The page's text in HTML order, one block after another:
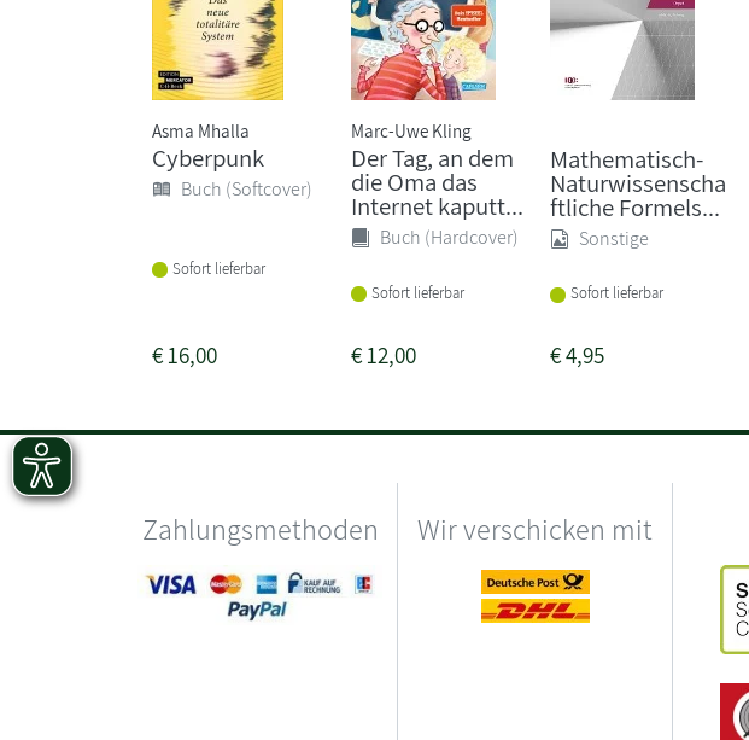
Asma Mhalla
Cyberpunk
Buch (Softcover)
Sofort lieferbar
€16,00
Marc-Uwe Kling
Der Tag, an dem
die Oma das
Internet kaputt...
Buch (Hardcover)
Sofort lieferbar
€12,00
Mathematisch-
Naturwissenscha
ftliche Formels...
Sonstige
Sofort lieferbar
€4,95
Zahlungsmethoden Wir verschicken mit